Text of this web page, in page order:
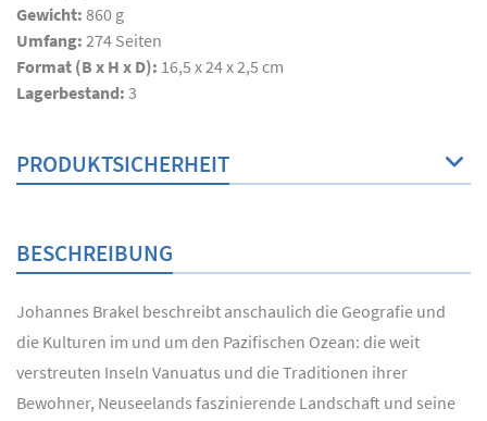
Gewicht: 860 g
Umfang: 274 Seiten
Format (B x H x D): 16,5 x 24 x 2,5 cm
Lagerbestand: 3
PRODUKTSICHERHEIT
BESCHREIBUNG
Johannes Brakel beschreibt anschaulich die Geografie und
die Kulturen im und um den Pazifischen Ozean: die weit
verstreuten Inseln Vanuatus und die Traditionen ihrer
Bewohner, Neuseelands faszinierende Landschaft und seine